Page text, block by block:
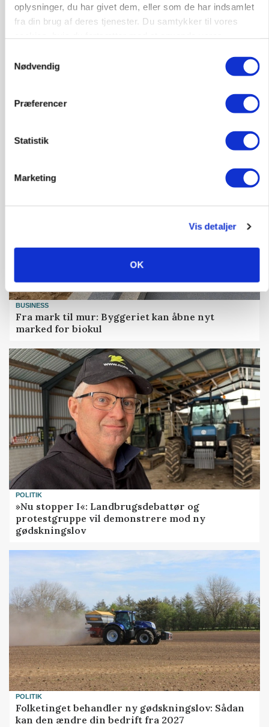
oplysninger, du har givet dem, eller som de har indsamlet
fra din brug af deres tjenester. Du samtykker til vores
Nødvendig
Præferencer
Statistik
Marketing
Vis detaljer
OK
BUSINESS
Ejer eller medejer? Nyt tv-format udfordrer
BUSINESS
Fra mark til mur: Byggeriet kan åbne nyt
marked for biokul
POLITIK
»Nu stopper I«: Landbrugsdebattør og
protestgruppe vil demonstrere mod ny
gødskningslov
POLITIK
Folketinget behandler ny gødskningslov: Sådan
kan den ændre din bedrift fra 2027